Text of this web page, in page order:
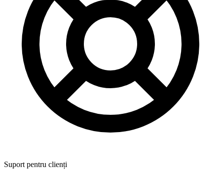
Suport pentru clienți